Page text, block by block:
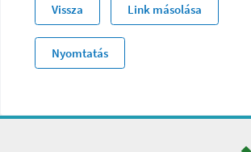
Vissza Link másolása
Nyomtatás